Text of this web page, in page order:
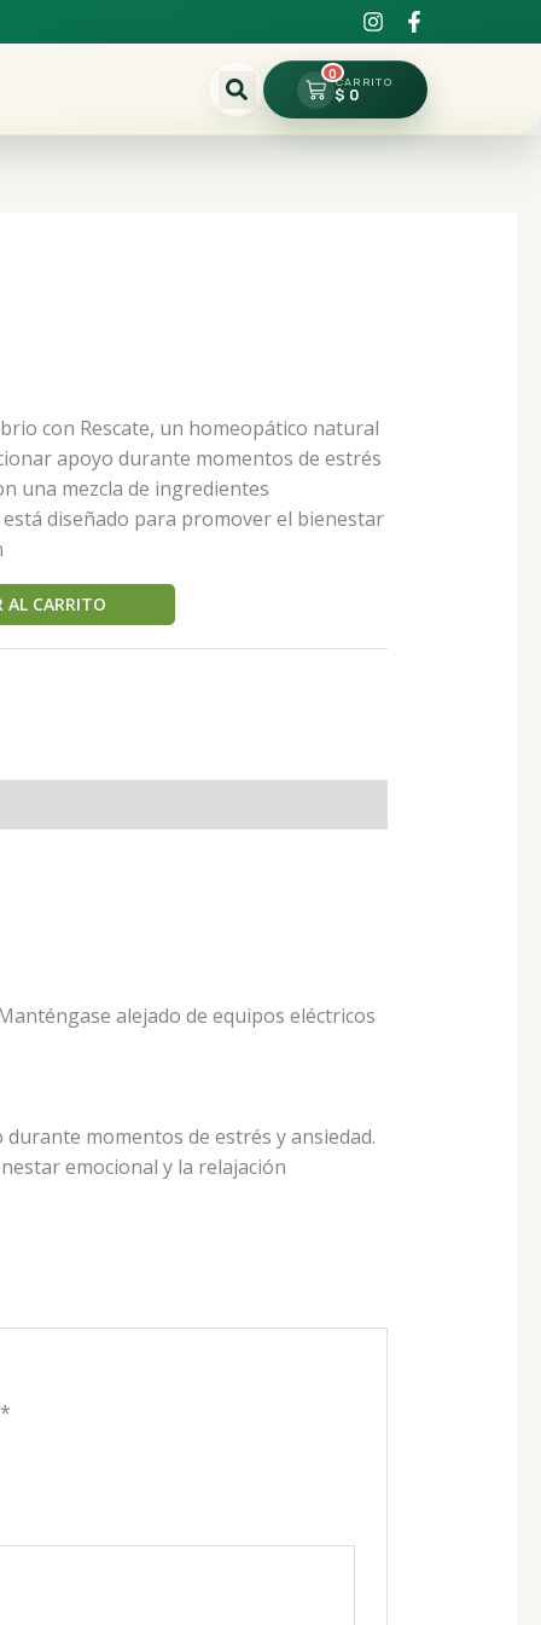
$0
0
Cart
con Rescate, un homeopático natural
apoyo durante momentos de estrés
una mezcla de ingredientes
está diseñado para promover el bienestar
AL CARRITO
alejado de equipos eléctricos
momentos de estrés y ansiedad.
emocional y la relajación
*